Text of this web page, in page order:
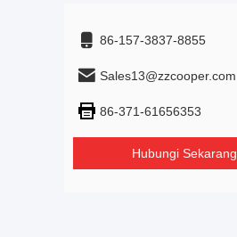
86-157-3837-8855
Sales13@zzcooper.com
86-371-61656353
Hubungi Sekarang